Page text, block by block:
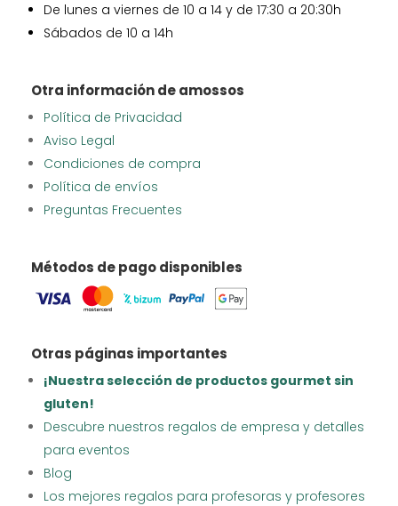
De lunes a viernes de 10 a 14 y de 17:30 a 20:30h
Sábados de 10 a 14h
Otra información de amossos
Política de Privacidad
Aviso Legal
Condiciones de compra
Política de envíos
Preguntas Frecuentes
Métodos de pago disponibles
Otras páginas importantes
¡Nuestra selección de productos gourmet sin
gluten!
Descubre nuestros regalos de empresa y detalles
para eventos
Blog
Los mejores regalos para profesoras y profesores